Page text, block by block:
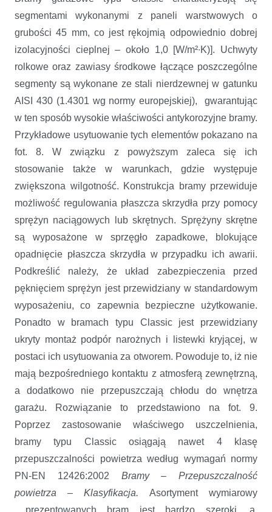
segmentami wykonanymi z paneli warstwowych o
grubości 45 mm, co jest rękojmią odpowiednio dobrej
izolacyjności cieplnej – około 1,0 [W/m²∙K)]. Uchwyty
rolkowe oraz zawiasy środkowe łączące poszczególne
segmenty są wykonane ze stali nierdzewnej w gatunku
AISI 430 (1.4301 wg normy europejskiej), gwarantując
w ten sposób wysokie właściwości antykorozyjne bramy.
Przykładowe usytuowanie tych elementów pokazano na
fot. 8. W związku z powyższym zaleca się ich
stosowanie także w warunkach, gdzie występuje
zwiększona wilgotność. Konstrukcja bramy przewiduje
możliwość regulowania płaszcza skrzydła przy pomocy
sprężyn naciągowych lub skrętnych. Sprężyny skrętne
są wyposażone w sprzęgło zapadkowe, blokujące
opadnięcie płaszcza skrzydła w przypadku ich awarii.
Podkreślić należy, że układ zabezpieczenia przed
pęknięciem sprężyn jest przewidziany w standardowym
wyposażeniu, co zapewnia bezpieczne użytkowanie.
Ponadto w bramach typu Classic jest przewidziany
ukryty montaż podpór narożnych i listewki kryjącej, w
postaci ich usytuowania za otworem. Powoduje to, iż nie
mają bezpośredniego kontaktu z atmosferą zewnętrzną,
a dodatkowo nie przepuszczają chłodu do wnętrza
garażu. Rozwiązanie to przedstawiono na fot. 9.
Poprzez zastosowanie właściwego uszczelnienia,
bramy typu Classic osiągają nawet 4 klasę
przepuszczalności powietrza według wymagań normy
PN-EN 12426:2002 Bramy – Przepuszczalność
powietrza – Klasyfikacja. Asortyment wymiarowy
prezentowanych bram jest bardzo szeroki, a